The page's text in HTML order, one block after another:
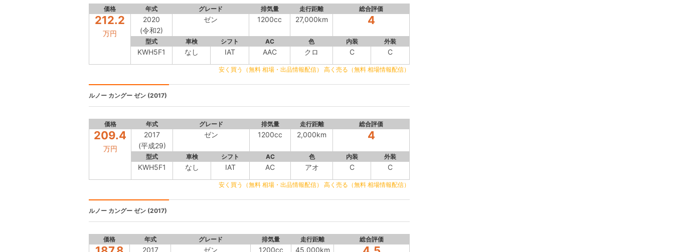
価格 年式 グレード 排気量 走行距離 総合評価
212.2
万円
2020
(令和2)
ゼン 1200cc 27,000km 4
型式 車検 シフト AC 色 内装 外装
KWH5F1 なし IAT AAC クロ C C
安く買う（無料 相場・出品情報配信） 高く売る（無料 相場情報配信）
ルノー カングー ゼン (2017)
価格 年式 グレード 排気量 走行距離 総合評価
209.4
万円
2017
(平成29)
ゼン 1200cc 2,000km 4
型式 車検 シフト AC 色 内装 外装
KWH5F1 なし IAT AC アオ C C
安く買う（無料 相場・出品情報配信） 高く売る（無料 相場情報配信）
ルノー カングー ゼン (2017)
価格 年式 グレード 排気量 走行距離 総合評価
2017 ゼン 1200cc 45,000km